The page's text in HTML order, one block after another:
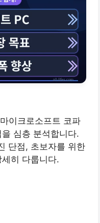
이크로소프트 코파
심층 분석합니다.
단점, 초보자를 위한
히 다룹니다.